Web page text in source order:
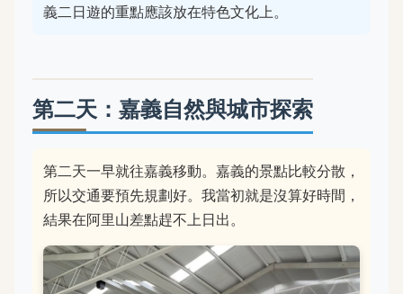
義二日遊的重點應該放在特色文化上。
第二天：嘉義自然與城市探索
第二天一早就往嘉義移動。嘉義的景點比較分散，
所以交通要預先規劃好。我當初就是沒算好時間，
結果在阿里山差點趕不上日出。